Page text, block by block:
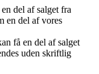
del af salget fra
en del af vores
få en del af salget
uden skriftlig